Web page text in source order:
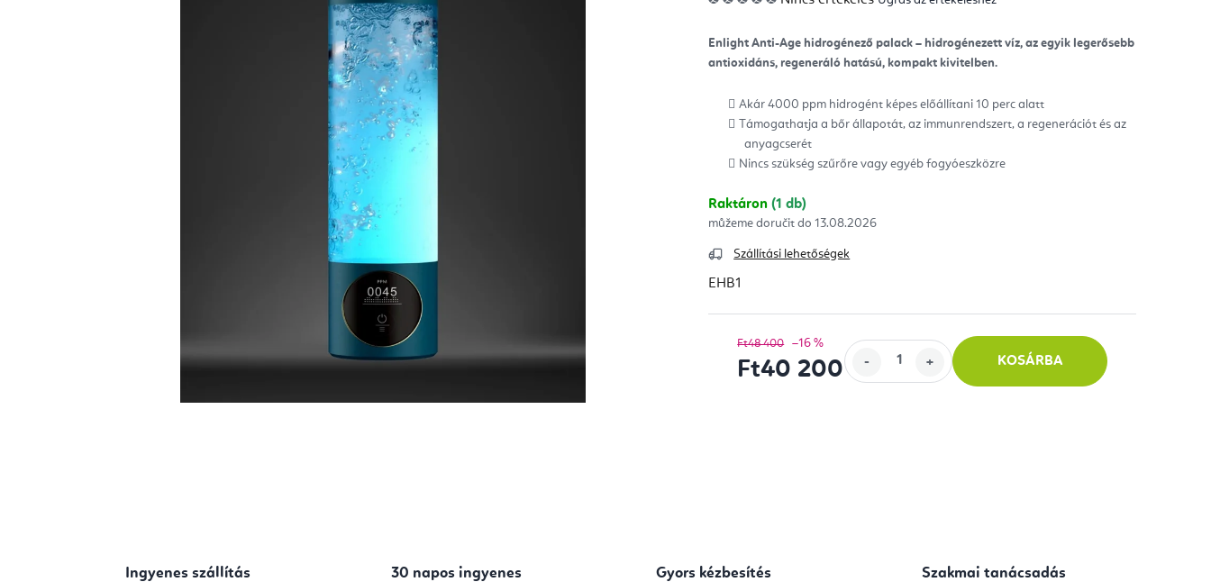
termék
5-
ből
0,0
csillag.
Enlight Anti-Age hidrogénező palack – hidrogénezett víz, az egyik legerősebb
antioxidáns, regeneráló hatású, kompakt kivitelben.
Akár 4000 ppm hidrogént képes előállítani 10 perc alatt
Támogathatja a bőr állapotát, az immunrendszert, a regenerációt és az
anyagcserét
Nincs szükség szűrőre vagy egyéb fogyóeszközre
Raktáron(1 db)
13.08.2026
Szállítási lehetőségek
EHB1
Ft48 400 –16 %
Ft40 200 KOSÁRBA
Ingyenes szállítás
30 napos ingyenes
Gyors kézbesítés Szakmai tanácsadás